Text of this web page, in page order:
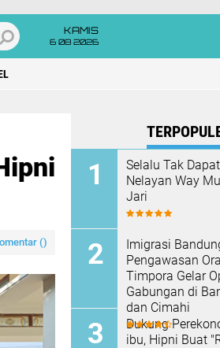
KAMIS
6 08 2026
()
Selalu Tak
Nelayan Way
Jari
Imigrasi
Pengawasan
Timpora Gelar
Gabungan di
dan Cimahi
Dukung
ibu, Hipni Buat